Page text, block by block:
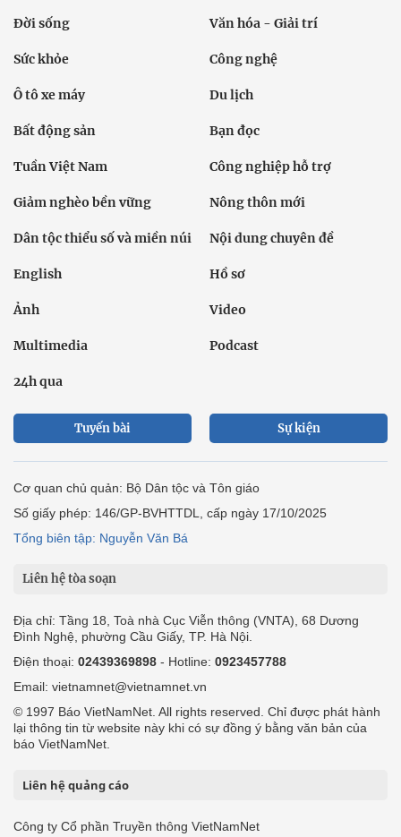
Đời sống Văn hóa - Giải trí
Sức khỏe Công nghệ
Ô tô xe máy Du lịch
Bất động sản Bạn đọc
Tuần Việt Nam Công nghiệp hỗ trợ
Giảm nghèo bền vững Nông thôn mới
Dân tộc thiểu số và miền núi Nội dung chuyên đề
English Hồ sơ
Ảnh Video
Multimedia Podcast
24h qua
Tuyến bài Sự kiện
Cơ quan chủ quản: Bộ Dân tộc và Tôn giáo
Số giấy phép: 146/GP-BVHTTDL, cấp ngày 17/10/2025
Tổng biên tập: Nguyễn Văn Bá
Liên hệ tòa soạn
Địa chỉ: Tầng 18, Toà nhà Cục Viễn thông (VNTA), 68 Dương
Đình Nghệ, phường Cầu Giấy, TP. Hà Nội.
Điện thoại: 02439369898 - Hotline: 0923457788
Email: vietnamnet@vietnamnet.vn
© 1997 Báo VietNamNet. All rights reserved. Chỉ được phát hành
lại thông tin từ website này khi có sự đồng ý bằng văn bản của
báo VietNamNet.
Liên hệ quảng cáo
Công ty Cổ phần Truyền thông VietNamNet